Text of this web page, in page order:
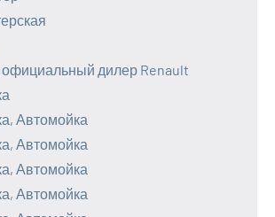
дилер Renault
Автомойка
Автомойка
Автомойка
Автомойка